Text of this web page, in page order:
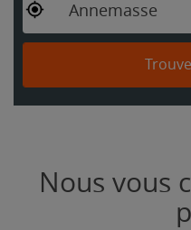
Annemasse
Nous vous